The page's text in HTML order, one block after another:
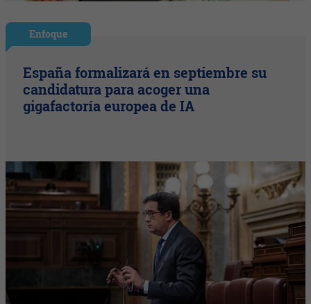
Enfoque
España formalizará en septiembre su
candidatura para acoger una
gigafactoría europea de IA